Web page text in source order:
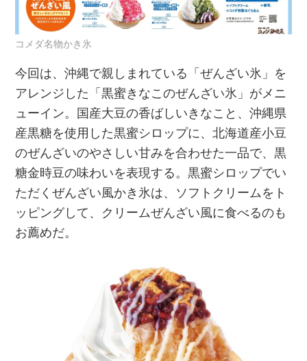
コメダ名物かき氷
今回は、沖縄で親しまれている「ぜんざい氷」を
アレンジした「黒蜜きなこのぜんざい氷」がメニ
ューイン。国産大豆の香ばしいきなこと、沖縄県
産黒糖を使用した黒蜜シロップに、北海道産小豆
のぜんざいのやさしい甘みを合わせた一品で、黒
糖金時豆の味わいを表現する。黒蜜シロップでい
ただくぜんざい風かき氷は、ソフトクリームをト
ッピングして、クリームぜんざい風に食べるのも
お薦めだ。